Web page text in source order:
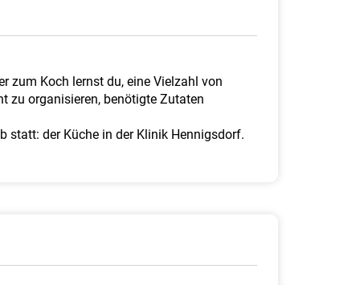
zum Koch lernst du, eine Vielzahl von
zu organisieren, benötigte Zutaten
statt: der Küche in der Klinik Hennigsdorf.